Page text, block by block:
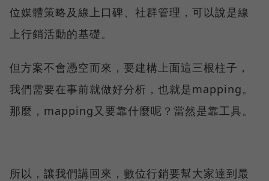
位媒體策略及線上口碑、社群管理，可以說是線
上行銷活動的基礎。
但方案不會憑空而來，要建構上面這三根柱子，
我們需要在事前就做好分析，也就是mapping。
那麼，mapping又要靠什麼呢？當然是靠工具。
所以，讓我們講回來，數位行銷要幫大家達到最